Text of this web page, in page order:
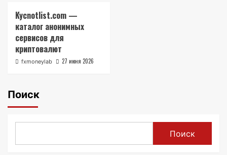
Kycnotlist.com —
каталог анонимных
сервисов для
криптовалют
fxmoneylab 27 июня 2026
Поиск
Поиск